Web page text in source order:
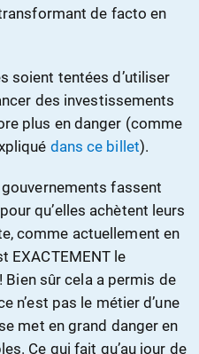
de facto en
soient tentées d’utiliser
des investissements
plus en danger (comme
dans ce billet).
fassent
qu’elles achètent leurs
comme actuellement en
EXACTEMENT le
Bien sûr cela a permis de
n’est pas le métier d’une
met en grand danger en
Ce qui fait qu’au jour de